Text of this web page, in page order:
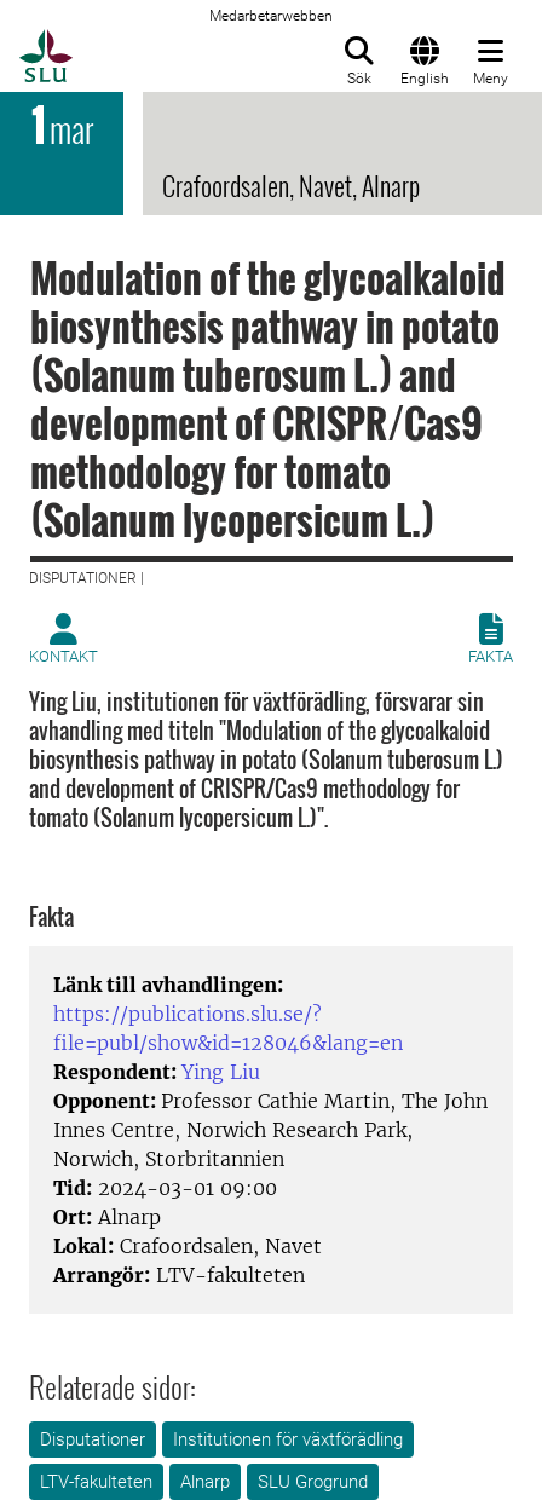
Medarbetarwebben
Sök English Meny
1mar
Crafoordsalen, Navet, Alnarp
Modulation of the glycoalkaloid
biosynthesis pathway in potato
(Solanum tuberosum L.) and
development of CRISPR/Cas9
methodology for tomato
(Solanum lycopersicum L.)
DISPUTATIONER |
KONTAKT FAKTA
Ying Liu, institutionen för växtförädling, försvarar sin
avhandling med titeln "Modulation of the glycoalkaloid
biosynthesis pathway in potato (Solanum tuberosum L.)
and development of CRISPR/Cas9 methodology for
tomato (Solanum lycopersicum L.)".
Fakta
Länk till avhandlingen:
https://publications.slu.se/?
file=publ/show&id=128046&lang=en
Respondent: Ying Liu
Opponent: Professor Cathie Martin, The John
Innes Centre, Norwich Research Park,
Norwich, Storbritannien
Tid: 2024-03-01 09:00
Ort: Alnarp
Lokal: Crafoordsalen, Navet
Arrangör: LTV-fakulteten
Relaterade sidor:
Disputationer
Institutionen för växtförädling
LTV-fakulteten
Alnarp SLU Grogrund